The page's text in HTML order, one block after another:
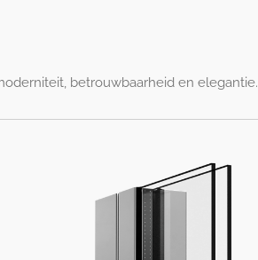
betrouwbaarheid en elegantie.